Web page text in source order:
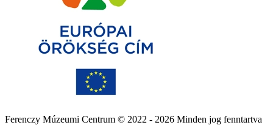
Ferenczy Múzeumi Centrum © 2022 - 2026 Minden jog fenntartva